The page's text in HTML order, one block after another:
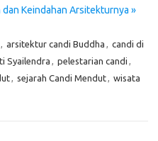
Keindahan Arsitekturnya »
, arsitektur candi Buddha , candi di
Syailendra , pelestarian candi ,
, sejarah Candi Mendut, wisata